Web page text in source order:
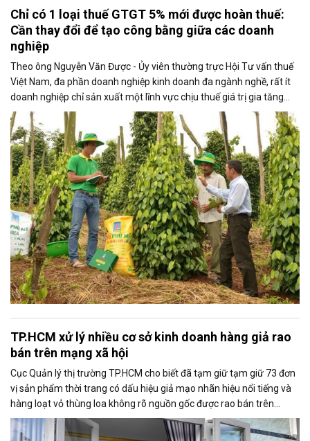
Chỉ có 1 loại thuế GTGT 5% mới được hoàn thuế:
Cần thay đổi để tạo công bằng giữa các doanh
nghiệp
Theo ông Nguyễn Văn Được - Ủy viên thường trực Hội Tư vấn thuế
Việt Nam, đa phần doanh nghiệp kinh doanh đa ngành nghề, rất ít
doanh nghiệp chỉ sản xuất một lĩnh vực chịu thuế giá trị gia tăng
5%.
TP.HCM xử lý nhiều cơ sở kinh doanh hàng giả rao
bán trên mạng xã hội
Cục Quản lý thị trường TP.HCM cho biết đã tạm giữ tạm giữ 73 đơn
vị sản phẩm thời trang có dấu hiệu giả mạo nhãn hiệu nổi tiếng và
hàng loạt vỏ thùng loa không rõ nguồn gốc được rao bán trên
TikTok và Facebook.